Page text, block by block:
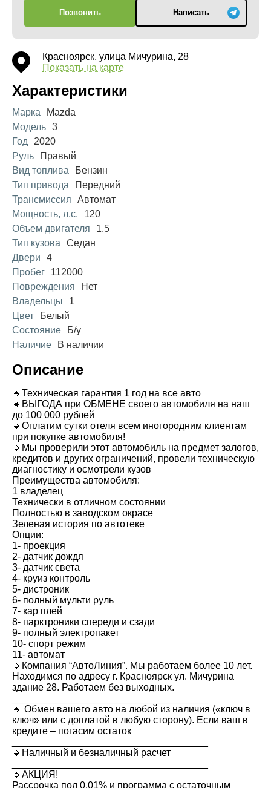
Позвонить Написать
Красноярск, улица Мичурина, 28
Показать на карте
Характеристики
Марка
Mazda
Модель 3
Год
2020
Руль
Правый
Вид топлива
Бензин
Тип привода
Передний
Трансмиссия
Автомат
Мощность, л.с.
120
Объем двигателя
1.5
Тип кузова
Седан
Двери
4
Пробег
112000
Повреждения
Нет
Владельцы
1
Цвет
Белый
Состояние
Б/у
Наличие
В наличии
Описание
🔹Техническая гарантия 1 год на все авто
🔹ВЫГОДА при ОБМЕНЕ своего автомобиля на наш
до 100 000 рублей
🔹Оплатим сутки отеля всем иногородним клиентам
при покупке автомобиля!
🔹Мы проверили этот автомобиль на предмет залогов,
кредитов и других ограничений, провели техническую
диагностику и осмотрели кузов
Преимущества автомобиля:
1 владелец
Технически в отличном состоянии
Полностью в заводском окрасе
Зеленая история по автотеке
Опции:
1- проекция
2- датчик дождя
3- датчик света
4- круиз контроль
5- дистроник
6- полный мульти руль
7- кар плей
8- парктроники спереди и сзади
9- полный электропакет
10- спорт режим
11- автомат
🔹Компания “АвтоЛиния”. Мы работаем более 10 лет.
Находимся по адресу г. Красноярск ул. Мичурина
здание 28. Работаем без выходных.
🔹 Обмен вашего авто на любой из наличия («ключ в
ключ» или с доплатой в любую сторону). Если ваш в
кредите – погасим остаток
🔹Наличный и безналичный расчет
🔹АКЦИЯ!
Рассрочка под 0,01% и программа с остаточным